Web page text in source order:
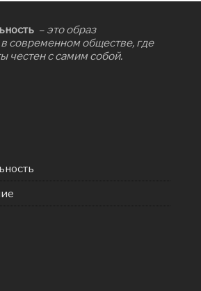
– это образ
современном обществе, где
честен с самим собой.